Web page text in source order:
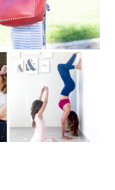
QUARANTENA:
OUTFIT SPORTIVO
PER ALLENARSI A
CASA